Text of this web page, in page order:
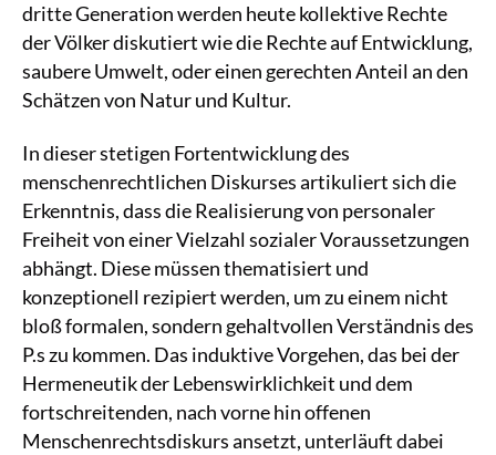
dritte Generation werden heute kollektive Rechte
der Völker diskutiert wie die Rechte auf Entwicklung,
saubere Umwelt, oder einen gerechten Anteil an den
Schätzen von Natur und Kultur.
In dieser stetigen Fortentwicklung des
menschenrechtlichen Diskurses artikuliert sich die
Erkenntnis, dass die Realisierung von personaler
Freiheit von einer Vielzahl sozialer Voraussetzungen
abhängt. Diese müssen thematisiert und
konzeptionell rezipiert werden, um zu einem nicht
bloß formalen, sondern gehaltvollen Verständnis des
P.s zu kommen. Das induktive Vorgehen, das bei der
Hermeneutik der Lebenswirklichkeit und dem
fortschreitenden, nach vorne hin offenen
Menschenrechtsdiskurs ansetzt, unterläuft dabei